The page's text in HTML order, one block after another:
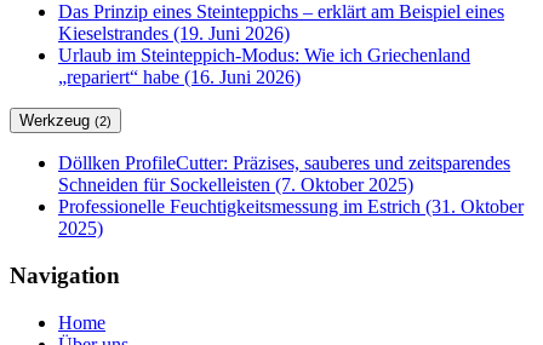
Das Prinzip eines Steinteppichs – erklärt am Beispiel eines
Kieselstrandes (19. Juni 2026)
Urlaub im Steinteppich-Modus: Wie ich Griechenland
„repariert“ habe (16. Juni 2026)
Werkzeug (2)
Döllken ProfileCutter: Präzises, sauberes und zeitsparendes
Schneiden für Sockelleisten (7. Oktober 2025)
Professionelle Feuchtigkeitsmessung im Estrich (31. Oktober
2025)
Navigation
Home